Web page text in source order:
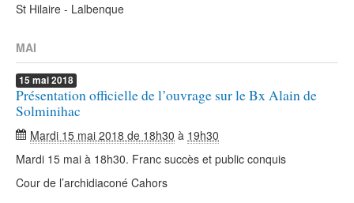
St Hilaire - Lalbenque
MAI
15 mai2018
Présentation officielle de l’ouvrage sur le Bx Alain de
Solminihac
Mardi 15 mai 2018 de 18h30 à 19h30
Mardi 15 mai à 18h30. Franc succès et public conquis
Cour de l’archidiaconé Cahors